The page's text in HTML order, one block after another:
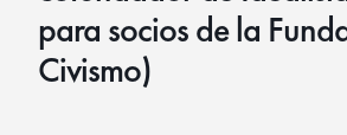
para socios de la
Civismo)